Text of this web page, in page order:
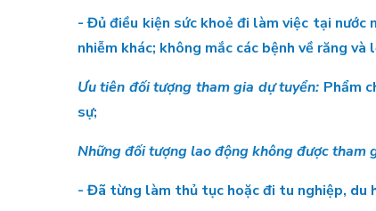
- Đủ điều kiện sức khoẻ đi làm việc tại nước
nhiễm khác; không mắc các bệnh về răng
Ưu tiên đối tượng tham gia dự tuyển: Phẩm
sự;
Những đối tượng lao động không được tham
- Đã từng làm thủ tục hoặc đi tu nghiệp, du